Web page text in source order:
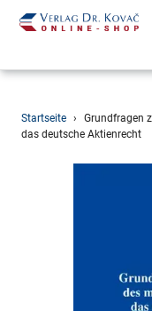
Direkt
zum
Startseite ›
Grundfragen
das deutsche Aktienrecht